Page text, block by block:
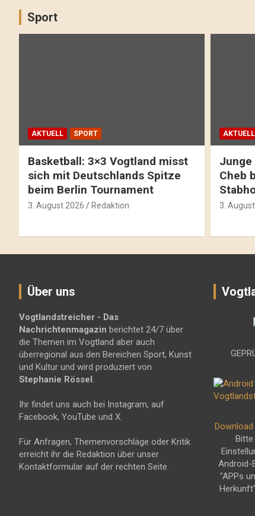
Sport
AKTUELL SPORT
Basketball: 3×3 Vogtland misst
sich mit Deutschlands Spitze
beim Berlin Tournament
3. August 2026 Redaktion
AKTUELL
Junge
Cheb
3.
Über uns
Vogtlandstreicher - Das
Nachrichtenmagazin berichtet 24/7 über
die Themen im Vogtland aber auch
überregional aus den Bereichen Sport, Kunst
und Kultur und wird produziert von
Stephanie Rössel
Ihr findet uns auch bei Instagram, auf
Facebook, YouTube und X.
Für Anfragen, Themenvorschläge oder Kritik
erreicht ihr die Redaktion über unser
Kontaktformular auf der rechten Seite.
Bitte
Android-
"APPs